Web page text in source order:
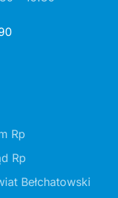
Rp
Rp
Bełchatowski